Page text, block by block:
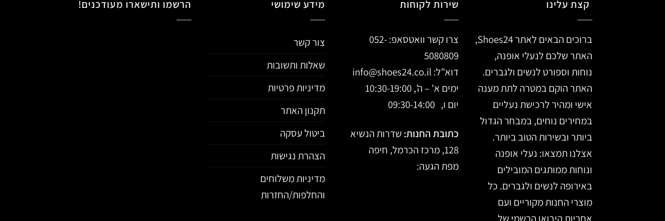
קצת עלינו
ברוכים הבאים לאתר Shoes24,
האתר שלכם לנעלי אופנה,
נוחות וספורט לנשים ולגברים.
האתר הוקם במטרה לתת מענה
אישי ומהיר לרכישת נעליים
במחירים נוחים, במבחר הגדול
ביותר ובשירות הטוב ביותר.
אצלנו תמצאו: נעלי אופנה
ונוחות ממותגים המובילים
באירופה לנשים ולגברים. כל
מוצרי החנות מקוריים ועם
אחריות היבואן הרשמי של
שירות לקוחות
צרו קשר וואטסאפ:052-
5080809
דוא”ל:
ימים א’ – ה’, 10:30-19:00
יום ו, 09:30-14:00
כתובת החנות: שדרות הנשיא
128, מרכז הכרמל, חיפה
מפת הגעה:
מידע שימושי
צור קשר
שאלות ותשובות
מדיניות פרטיות
תקנון האתר
ביטול עסקה
הצהרת נגישות
מדיניות משלוחים
והחלפות/החזרות
הרשמו ותישארו מעודכנים!